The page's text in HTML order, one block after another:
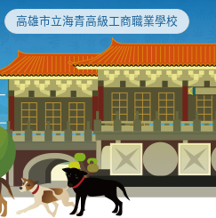
高雄市立海青高級工商職業學校